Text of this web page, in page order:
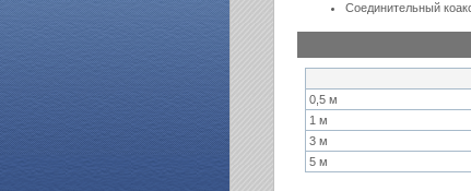
Соединительный
0,5 м
1 м
3 м
5 м